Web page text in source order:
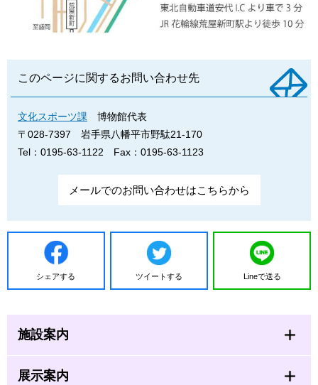
このページに関するお問い合わせ先
文化スポーツ課
博物館代表
〒028-7397
岩手県八幡平市野駄21-170
Tel：0195-63-1122
Fax：0195-63-1123
メールでのお問い合わせはこちらから
シェアする ツイートする Lineで送る
施設案内
展示案内